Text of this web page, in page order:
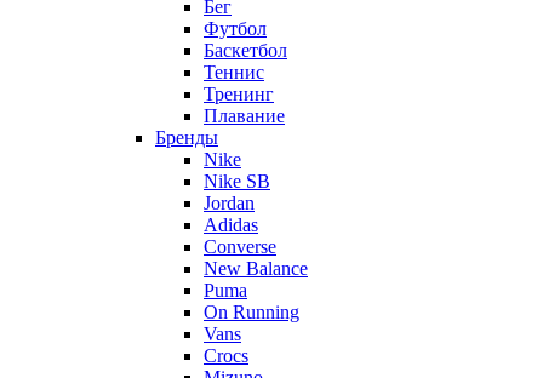
Бег
Футбол
Баскетбол
Теннис
Тренинг
Плавание
Бренды
Nike
Nike SB
Jordan
Adidas
Converse
New Balance
Puma
On Running
Vans
Crocs